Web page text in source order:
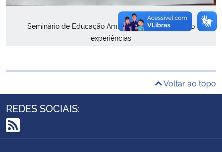
Seminário de Educação Ambiental: compartilhando
experiências
Voltar ao topo
REDES SOCIAIS:
RSS